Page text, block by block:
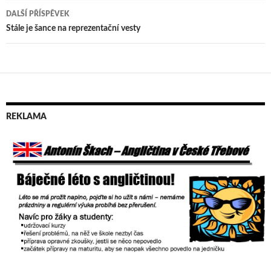
pro
příspěvek
DALŠÍ PŘÍSPĚVEK
Stále je šance na reprezentační vesty
REKLAMA